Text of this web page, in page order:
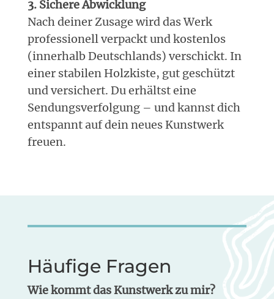
3. Sichere Abwicklung
Nach deiner Zusage wird das Werk
professionell verpackt und kostenlos
(innerhalb Deutschlands) verschickt. In
einer stabilen Holzkiste, gut geschützt
und versichert. Du erhältst eine
Sendungsverfolgung – und kannst dich
entspannt auf dein neues Kunstwerk
freuen.
Häufige Fragen
Wie kommt das Kunstwerk zu mir?